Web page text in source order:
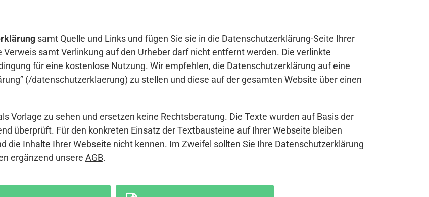
samt Quelle und Links und fügen Sie sie in die Datenschutzerklärung-Seite Ihrer
samt Verlinkung auf den Urheber darf nicht entfernt werden. Die verlinkte
für eine kostenlose Nutzung. Wir empfehlen, die Datenschutzerklärung auf eine
(/datenschutzerklaerung) zu stellen und diese auf der gesamten Website über einen
Vorlage zu sehen und ersetzen keine Rechtsberatung. Die Texte wurden auf Basis der
überprüft. Für den konkreten Einsatz der Textbausteine auf Ihrer Webseite bleiben
die Inhalte Ihrer Webseite nicht kennen. Im Zweifel sollten Sie Ihre Datenschutzerklärung
ergänzend unsere AGB.